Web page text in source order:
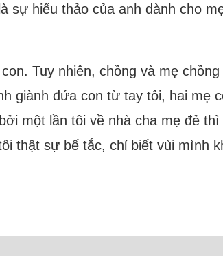
hiếu thảo của anh dành cho
Tuy nhiên, chồng và mẹ
giành đứa con từ tay tôi, hai mẹ
một lần tôi về nhà cha mẹ đẻ
thật sự bế tắc, chỉ biết vùi mình